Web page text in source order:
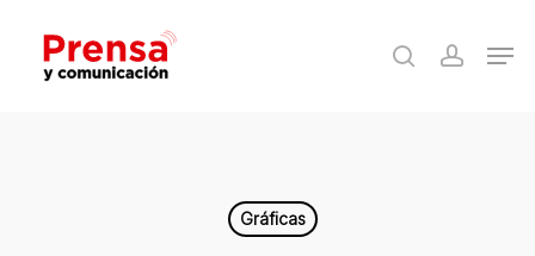
main
search
Gráficas